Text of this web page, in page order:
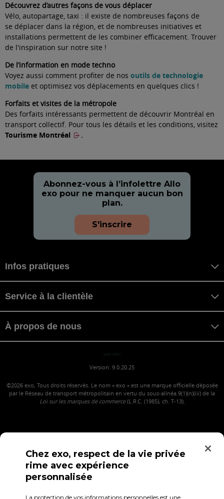
Découvrez d’autres façons de vous déplacer
Vélo, autopartage, taxi : il existe de nombreuses façons de
se déplacer dans la région, et de nombreuses initiatives et
installations permettent de les combiner efficacement. Trouver
de l'inspiration sur notre site !
De l’information en mode techno
Voyez aussi comment profiter de nos outils de technologie
mobile et optimisez vos déplacements en quelques clics !
Forfaits et visites de la métropole
Des forfaits intéressants permettent de découvrir Montréal en
transport collectif. Pour tous les détails et les conditions, visitez
Tourisme Montréal
.
Abonnez-vous à l’infolettre Allo
exo pour ne manquer aucun bon
plan.
S'inscrire
Infos pratiques
Service à la clientèle
À propos de nous
yazu YAZU
Version: 9.0.20.25
©2026 exo, Tous droits réservés. Le nom « exo » est une marque officielle déposée
par le Réseau de transport métropolitain en vertu du sous-alinéa 9(1)(n)(iii) de la
Loi sur les marques de commerce(L.R.C. (1985), ch. T-13).
Chez exo, respect de la vie privée
rime avec expérience
personnalisée
La protection de vos informations personnelles est une